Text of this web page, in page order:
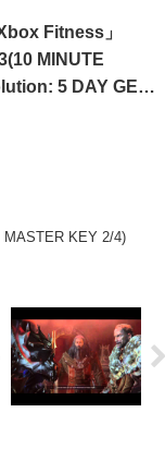
Xbox Fitness」
MINUTE
5 DAY GET
MASTER KEY 2/4)